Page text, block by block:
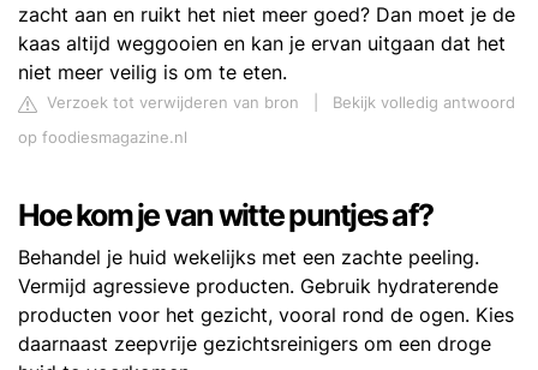
zacht aan en ruikt het niet meer goed? Dan moet je de
kaas altijd weggooien en kan je ervan uitgaan dat het
niet meer veilig is om te eten.
Verzoek tot verwijderen van bron
Bekijk volledig antwoord
op foodiesmagazine.nl
Hoe kom je van witte puntjes af?
Behandel je huid wekelijks met een zachte peeling.
Vermijd agressieve producten. Gebruik hydraterende
producten voor het gezicht, vooral rond de ogen. Kies
daarnaast zeepvrije gezichtsreinigers om een droge